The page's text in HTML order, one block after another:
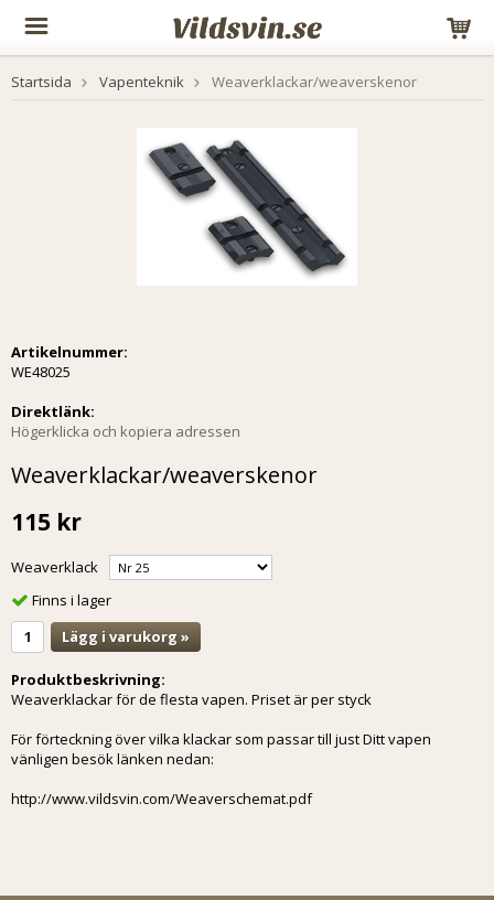
Startsida Vapenteknik Weaverklackar/weaverskenor
Artikelnummer:
WE48025
Direktlänk:
Högerklicka och kopiera adressen
Weaverklackar/weaverskenor
115 kr
Weaverklack
Finns i lager
Lägg i varukorg »
Produktbeskrivning:
Weaverklackar för de flesta vapen. Priset är per styck
För förteckning över vilka klackar som passar till just Ditt vapen
vänligen besök länken nedan:
http://www.vildsvin.com/Weaverschemat.pdf